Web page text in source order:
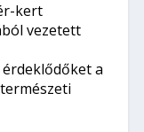
kert
vezetett
a